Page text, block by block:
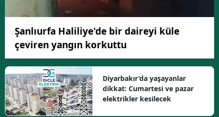
Şanlıurfa Haliliye'de bir daireyi küle
çeviren yangın korkuttu
Diyarbakır’da yaşayanlar
dikkat: Cumartesi ve pazar
elektrikler kesilecek